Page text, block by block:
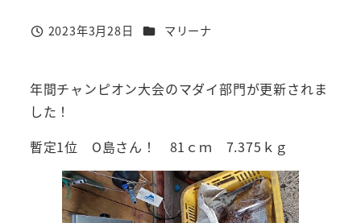
投稿日
2023年3月28日 カテゴリー
マリーナ
年間チャンピオン大会のマダイ部門が更新されま
した！
暫定1位 O島さん！ 81ｃｍ 7.375ｋｇ